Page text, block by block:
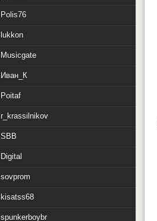
Polis76
lukkon
Musicgate
Иван_К
Poitaf
r_krassilnikov
SBB
Digital
sovprom
kisatss68
spunkerboybr